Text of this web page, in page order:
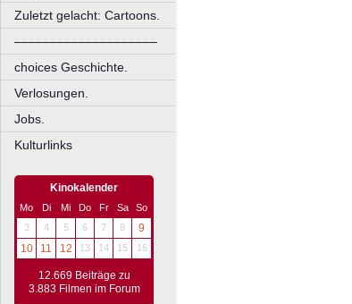
Zuletzt gelacht: Cartoons.
––––––––––––––––––––
choices Geschichte.
Verlosungen.
Jobs.
Kulturlinks
Kinokalender
Mo Di Mi Do Fr Sa
So
3
4 5 6 7 8
9
10
11 12 13 14 15 16
12.669 Beiträge zu
3.883 Filmen im Forum